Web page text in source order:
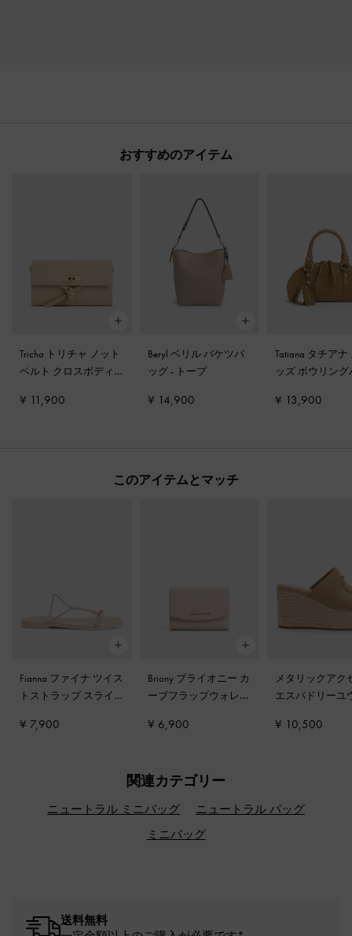
おすすめのアイテム
Tricha トリチャ ノット
ベルト クロスボディ
ュ
¥ 11,900
Beryl ベリル バケツバ
ッグ- トープ
¥ 14,900
Tatiana タチアナ
ッズ ボウリング
¥ 13,900
このアイテムとマッチ
Fianna ファイナ ツイス
トストラップ スライ
¥ 7,900
Briony ブライオニー カ
ーブフラップウォレッ
¥ 6,900
メタリックアク
エスパドリーユ
¥ 10,500
関連カテゴリー
ニュートラル ミニバッグ
ニュートラル バッグ
ミニバッグ
送料無料